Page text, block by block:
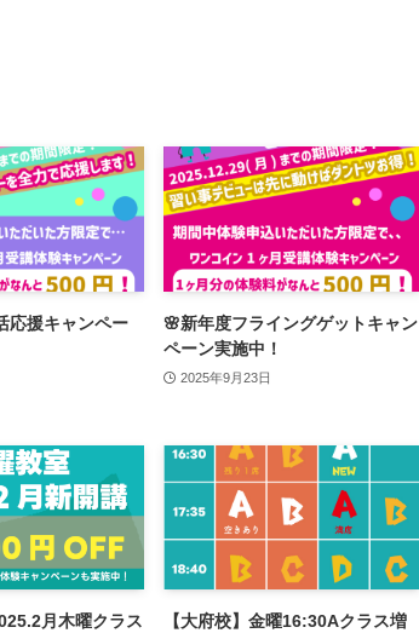
応援キャンペー
🌸新年度フライングゲットキャン
ペーン実施中！
2025年9月23日
月木曜クラス 【大府校】金曜16:30Aクラス増